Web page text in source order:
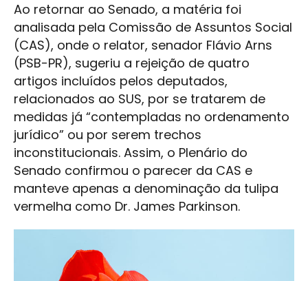
Ao retornar ao Senado, a matéria foi
analisada pela Comissão de Assuntos Social
(CAS), onde o relator, senador Flávio Arns
(PSB-PR), sugeriu a rejeição de quatro
artigos incluídos pelos deputados,
relacionados ao SUS, por se tratarem de
medidas já “contempladas no ordenamento
jurídico” ou por serem trechos
inconstitucionais. Assim, o Plenário do
Senado confirmou o parecer da CAS e
manteve apenas a denominação da tulipa
vermelha como Dr. James Parkinson.